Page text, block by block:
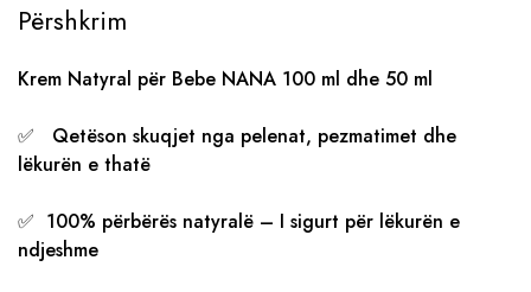
Përshkrim
Krem Natyral për Bebe NANA 100 ml dhe 50 ml
✅ Qetëson skuqjet nga pelenat, pezmatimet dhe
lëkurën e thatë
✅ 100% përbërës natyralë – I sigurt për lëkurën e
ndjeshme